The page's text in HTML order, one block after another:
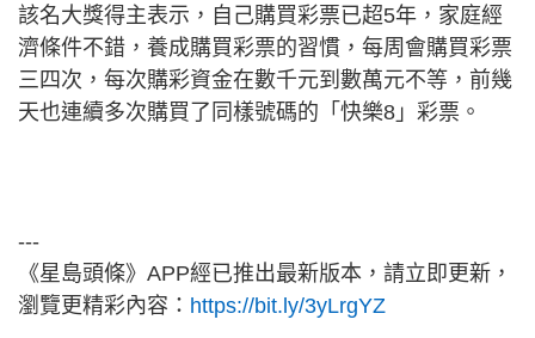
該名大獎得主表示，自己購買彩票已超5年，家庭經
濟條件不錯，養成購買彩票的習慣，每周會購買彩票
三四次，每次購彩資金在數千元到數萬元不等，前幾
天也連續多次購買了同樣號碼的「快樂8」彩票。
---
《星島頭條》APP經已推出最新版本，請立即更新，
瀏覽更精彩內容： https://bit.ly/3yLrgYZ